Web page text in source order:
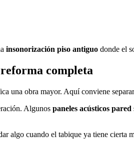
insonorización piso antiguo donde el
completa
una obra mayor. Aquí conviene
Algunos paneles acústicos pared
algo cuando el tabique ya tiene cierta